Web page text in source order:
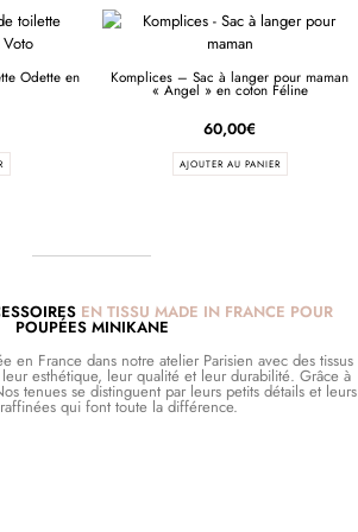
Odette en Komplices – Sac à langer pour maman
« Angel » en coton Féline
60,00€
AJOUTER AU PANIER
EN TISSU MADE IN FRANCE POUR
POUPÉES MINIKANE
en France dans notre atelier Parisien avec des tissus
esthétique, leur qualité et leur durabilité. Grâce à
tenues se distinguent par leurs petits détails et leurs
qui font toute la différence.